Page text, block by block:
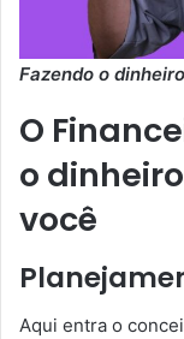
Fazendo o
O
o
você
Aqui entra o